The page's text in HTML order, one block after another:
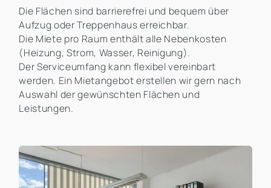
Die Flächen sind barrierefrei und bequem über
Aufzug oder Treppenhaus erreichbar.
Die Miete pro Raum enthält alle Nebenkosten
(Heizung, Strom, Wasser, Reinigung).
Der Serviceumfang kann flexibel vereinbart
werden. Ein Mietangebot erstellen wir gern nach
Auswahl der gewünschten Flächen und
Leistungen.